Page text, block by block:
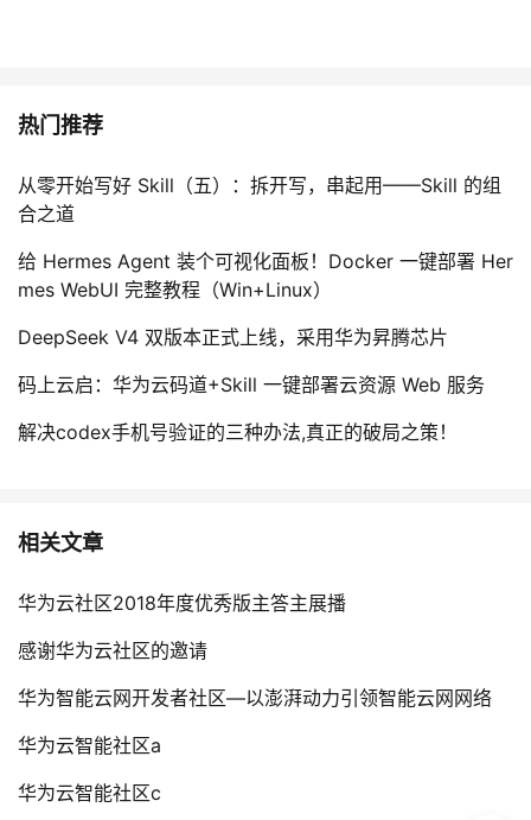
热门推荐
从零开始写好 Skill（五）：拆开写，串起用——Skill 的组
合之道
给 Hermes Agent 装个可视化面板！Docker 一键部署 Her
mes WebUI 完整教程（Win+Linux）
DeepSeek V4 双版本正式上线，采用华为昇腾芯片
码上云启：华为云码道+Skill 一键部署云资源 Web 服务
解决codex手机号验证的三种办法,真正的破局之策！
相关文章
华为云社区2018年度优秀版主答主展播
感谢华为云社区的邀请
华为智能云网开发者社区—以澎湃动力引领智能云网网络
华为云智能社区a
华为云智能社区c